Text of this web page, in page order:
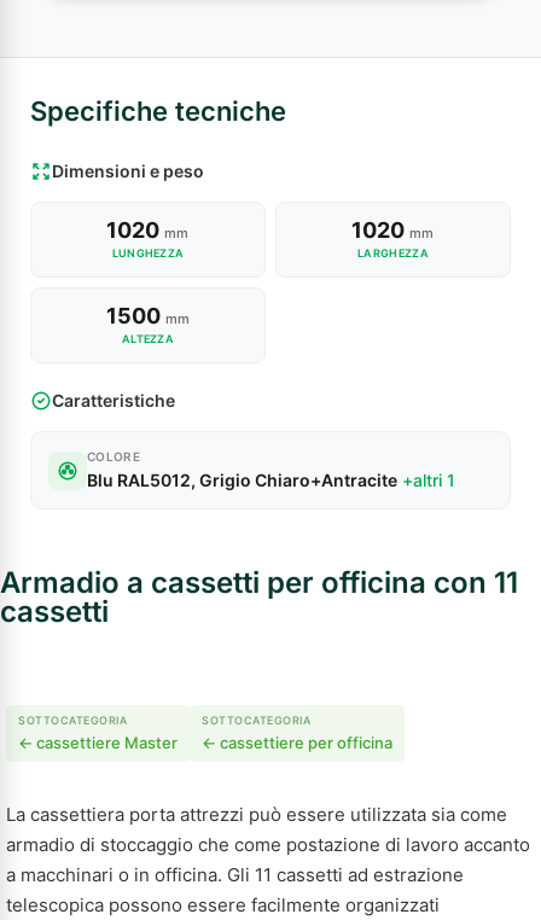
Specifiche tecniche
Dimensioni e peso
1020mm
LUNGHEZZA
1020mm
LARGHEZZA
1500 mm
ALTEZZA
Caratteristiche
COLORE
Blu RAL5012, Grigio Chiaro+Antracite +altri 1
Armadio a cassetti per officina con 11
cassetti
SOTTOCATEGORIA
← cassettiere Master
SOTTOCATEGORIA
← cassettiere per officina
La cassettiera porta attrezzi può essere utilizzata sia come
armadio di stoccaggio che come postazione di lavoro accanto
a macchinari o in officina. Gli 11 cassetti ad estrazione
telescopica possono essere facilmente organizzati